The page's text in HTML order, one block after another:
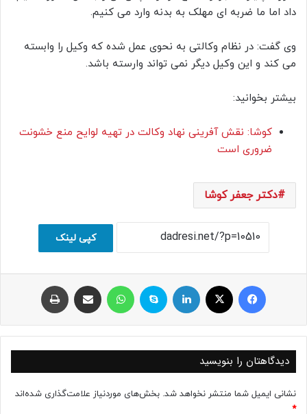
داد اما ما ضربه ای مهلک به بدنه وارد می کنیم.
وی گفت: در نظام وکالتی به نحوی عمل شده که وکیل را وابسته
می کند و این وکیل دیگر نمی تواند وارسته باشد.
بیشتر بخوانید:
کوشا: نقش آفرینی نهاد وکالت در تهیه لوایح منع خشونت
ضروری است
دکتر جعفر کوشا
کپی لینک
فیسبوک ایکس لینکداین اسکایپ واتس آپ اشتراک با ایمیل
دیدگاهتان را بنویسید
نشانی ایمیل شما منتشر نخواهد شد. بخش‌های موردنیاز علامت‌گذاری شده‌اند
*